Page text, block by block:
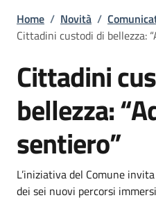
Briciole di
Home / Novità /
Cittadini custodi di bellezza:
Cittadini
bellezza:
sentiero”
Dettagli
Descrizione breve
L’iniziativa del Comune
dei sei nuovi percorsi